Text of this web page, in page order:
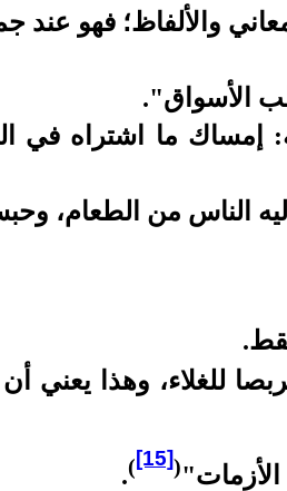
والألفاظ؛ فهو
الأسواق".
إمساك ما اشتراه في
الناس من الطعام،
للغلاء، وهذا يعني
(
[15]
)
.